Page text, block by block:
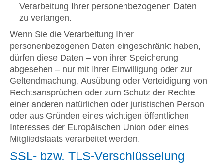
Verarbeitung Ihrer personenbezogenen Daten
zu verlangen.
Wenn Sie die Verarbeitung Ihrer
personenbezogenen Daten eingeschränkt haben,
dürfen diese Daten – von ihrer Speicherung
abgesehen – nur mit Ihrer Einwilligung oder zur
Geltendmachung, Ausübung oder Verteidigung von
Rechtsansprüchen oder zum Schutz der Rechte
einer anderen natürlichen oder juristischen Person
oder aus Gründen eines wichtigen öffentlichen
Interesses der Europäischen Union oder eines
Mitgliedstaats verarbeitet werden.
SSL- bzw. TLS-Verschlüsselung